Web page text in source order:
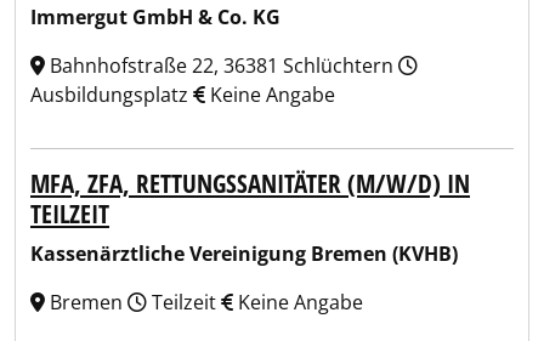
Immergut GmbH & Co. KG
Bahnhofstraße 22, 36381 Schlüchtern
Ausbildungsplatz
Keine Angabe
MFA, ZFA, RETTUNGSSANITÄTER (M/W/D) IN
TEILZEIT
Kassenärztliche Vereinigung Bremen (KVHB)
Bremen
Teilzeit Keine Angabe